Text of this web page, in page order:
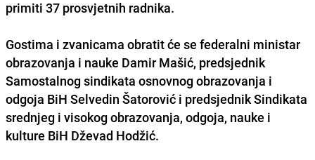
primiti 37 prosvjetnih radnika.
Gostima i zvanicama obratit će se federalni ministar
obrazovanja i nauke Damir Mašić, predsjednik
Samostalnog sindikata osnovnog obrazovanja i
odgoja BiH Selvedin Šatorović i predsjednik Sindikata
srednjeg i visokog obrazovanja, odgoja, nauke i
kulture BiH Dževad Hodžić.